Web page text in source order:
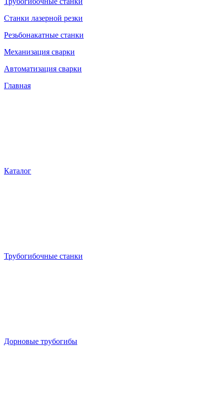
Станки лазерной резки
Резьбонакатные станки
Механизация сварки
Автоматизация сварки
Главная
Каталог
Трубогибочные станки
Дорновые трубогибы